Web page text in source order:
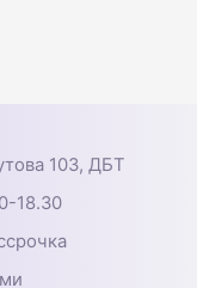
103, ДБТ
18.30